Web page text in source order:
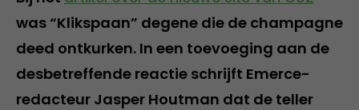
was “Klikspaan” degene die de champagne
deed ontkurken. In een toevoeging aan de
desbetreffende reactie schrijft Emerce-
redacteur Jasper Houtman dat de teller